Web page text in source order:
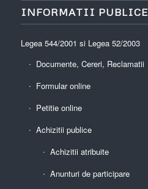
INFORMATII PUBLICE
Legea 544/2001 si Legea 52/2003
Documente, Cereri, Reclamatii
Formular online
Petitie online
Achizitii publice
Achizitii atribuite
Anunturi de participare